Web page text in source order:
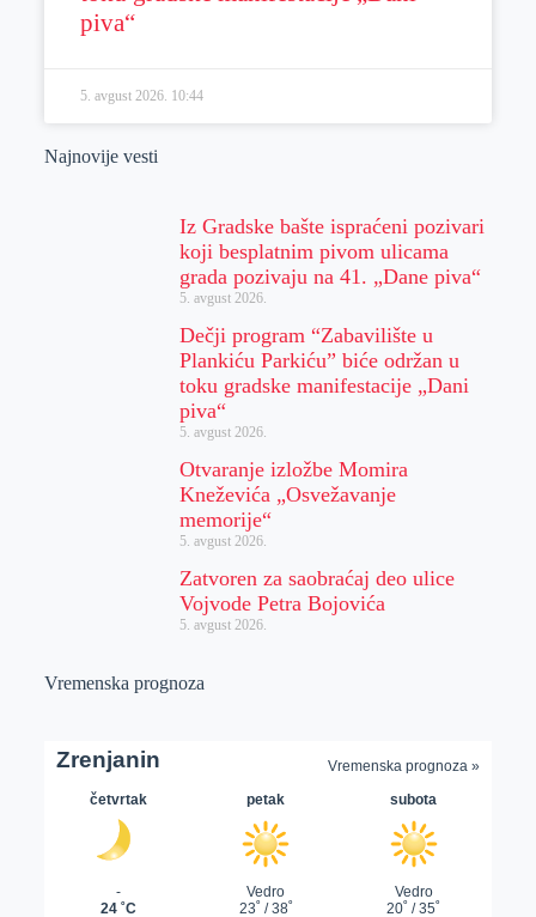
piva“
5. avgust 2026. 10:44
Najnovije vesti
Iz Gradske bašte ispraćeni pozivari
koji besplatnim pivom ulicama
grada pozivaju na 41. „Dane piva“
5. avgust 2026.
Dečji program “Zabavilište u
Plankiću Parkiću” biće održan u
toku gradske manifestacije „Dani
piva“
5. avgust 2026.
Otvaranje izložbe Momira
Kneževića „Osvežavanje
memorije“
5. avgust 2026.
Zatvoren za saobraćaj deo ulice
Vojvode Petra Bojovića
5. avgust 2026.
Vremenska prognoza